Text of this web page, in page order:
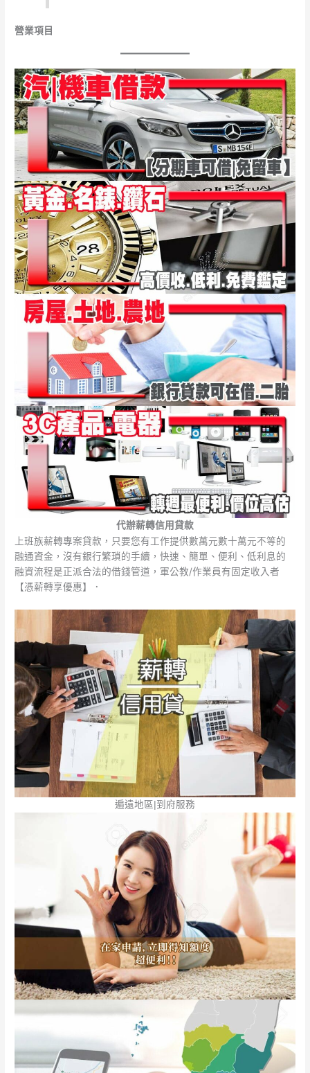
營業項目
代辦薪轉信用貸款
上班族薪轉專案貸款，只要您有工作提供數萬元數十萬元不等的
融通資金，沒有銀行繁瑣的手續，快速、簡單、便利、低利息的
融資流程是正派合法的借錢管道，軍公教/作業員有固定收入者
【憑薪轉享優惠】．
遍遠地區|到府服務